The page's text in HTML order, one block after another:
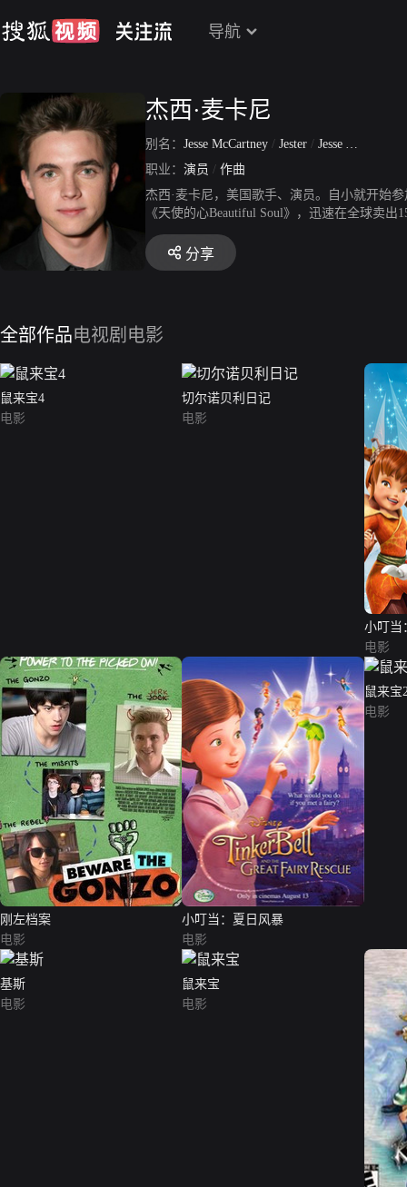
导航
杰西·麦卡尼
别名： Jesse McCartney / Jester / Jesse Abraham Arthur McCartney
职业： 演员 / 作曲
杰西·麦卡尼，美国歌手、演员。自小就开始
《天使的心Beautiful Soul》，迅速在全球卖
ICRT、 KISS Radio四大电台。
分享
全部作品电视剧 电影
鼠来宝4
电影
切尔诺贝利日记
电影
小叮当
电影
刚左档案
电影
小叮当：夏日风暴
电影
鼠来宝
电影
基斯
电影
鼠来宝
电影